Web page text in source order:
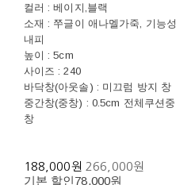
컬러 : 베이지,블랙
소재 : 쭈글이 애나멜가죽, 기능성
내피
높이 : 5cm
사이즈 : 240
바닥창(아웃솔) : 미끄럼 방지 창
중간창(중창) : 0.5cm 전체쿠션중
창
188,000원 266,000원
기본 할인78,000원